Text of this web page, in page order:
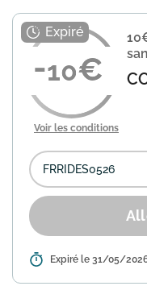
10
Voir les conditions
Détails : Profitez
Expiré le 31/05/